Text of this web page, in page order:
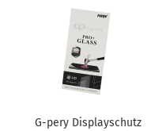
G-​pery Dis­play­schutz